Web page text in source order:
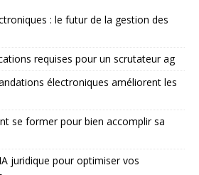
: le futur de la gestion des
requises pour un scrutateur ag
électroniques améliorent les
se former pour bien accomplir sa
juridique pour optimiser vos